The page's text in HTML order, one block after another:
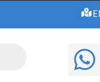
